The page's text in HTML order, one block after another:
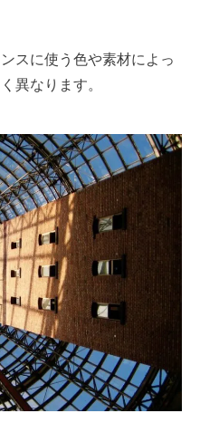
スに使う色や素材によっ
異なります。